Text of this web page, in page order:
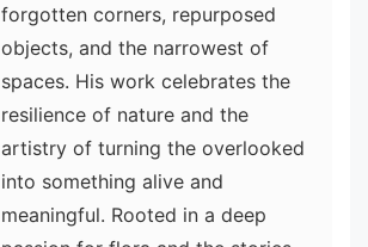
forgotten corners, repurposed
objects, and the narrowest of
spaces. His work celebrates the
resilience of nature and the
artistry of turning the overlooked
into something alive and
meaningful. Rooted in a deep